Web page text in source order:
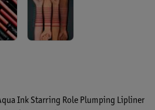
Ink Starring Role Plumping Lipliner